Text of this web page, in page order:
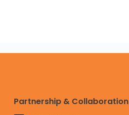
Partnership & Collaboration